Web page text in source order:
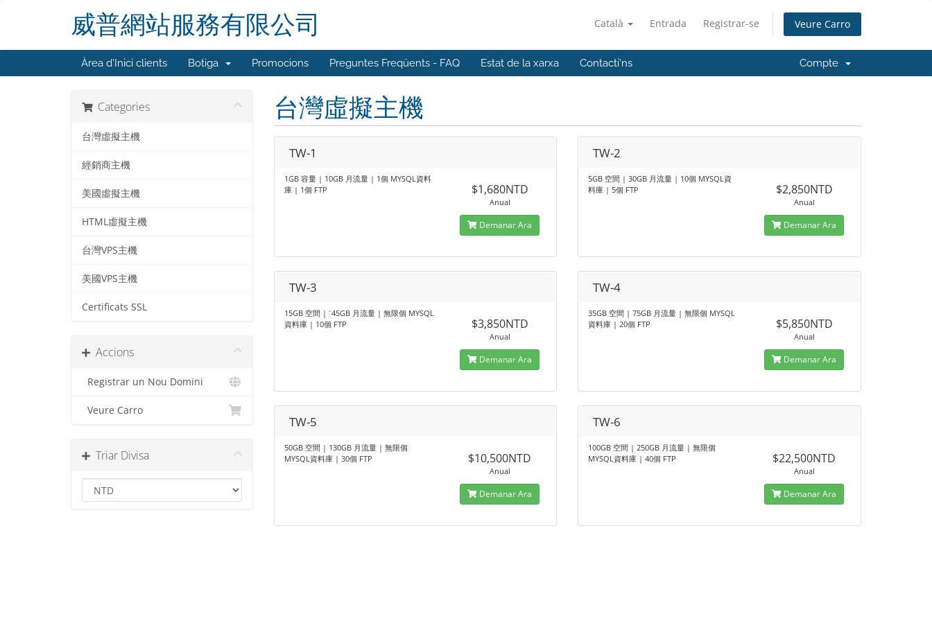
Català Entrada Registrar-se Veure Carro
威普網站服務有限公司
Àrea d'Inici clients Botiga Promocions Preguntes Freqüents - FAQ Estat de la xarxa Contacti'ns Compte
Categories
台灣虛擬主機
經銷商主機
美國虛擬主機
HTML虛擬主機
台灣VPS主機
美國VPS主機
Certificats SSL
Accions
Registrar un Nou Domini
Veure Carro
Triar Divisa
台灣虛擬主機
TW-1
1GB 容量 | 10GB 月流量 | 1個 MYSQL資料
庫 | 1個 FTP
$1,680NTD
Anual
Demanar Ara
TW-2
5GB 空間 | 30GB 月流量 | 10個 MYSQL資
料庫 | 5個 FTP
$2,850NTD
Anual
Demanar Ara
TW-3
15GB 空間 | ˋ45GB 月流量 | 無限個 MYSQL
資料庫 | 10個 FTP
$3,850NTD
Anual
Demanar Ara
TW-4
35GB 空間 | 75GB 月流量 | 無限個 MYSQL
資料庫 | 20個 FTP
$5,850NTD
Anual
Demanar Ara
TW-5
50GB 空間 | 130GB 月流量 | 無限個
MYSQL資料庫 | 30個 FTP
$10,500NTD
Anual
Demanar Ara
TW-6
100GB 空間 | 250GB 月流量 | 無限個
MYSQL資料庫 | 40個 FTP
$22,500NTD
Anual
Demanar Ara